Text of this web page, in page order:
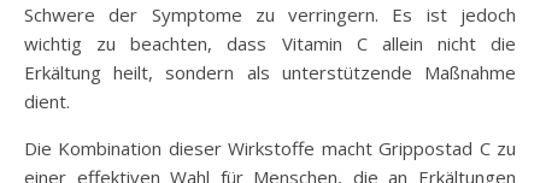
Schwere der Symptome zu verringern. Es ist jedoch
wichtig zu beachten, dass Vitamin C allein nicht die
Erkältung heilt, sondern als unterstützende Maßnahme
dient.
Die Kombination dieser Wirkstoffe macht Grippostad C zu
einer effektiven Wahl für Menschen, die an Erkältungen